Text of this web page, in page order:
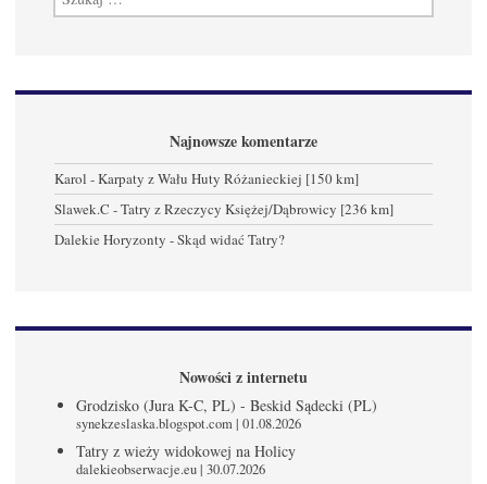
Najnowsze komentarze
Karol -Karpaty z Wału Huty Różanieckiej [150 km]
Slawek.C -Tatry z Rzeczycy Księżej/Dąbrowicy [236 km]
Dalekie Horyzonty -Skąd widać Tatry?
Nowości z internetu
Grodzisko (Jura K-C, PL) - Beskid Sądecki (PL)
synekzeslaska.blogspot.com 01.08.2026
Tatry z wieży widokowej na Holicy
dalekieobserwacje.eu 30.07.2026